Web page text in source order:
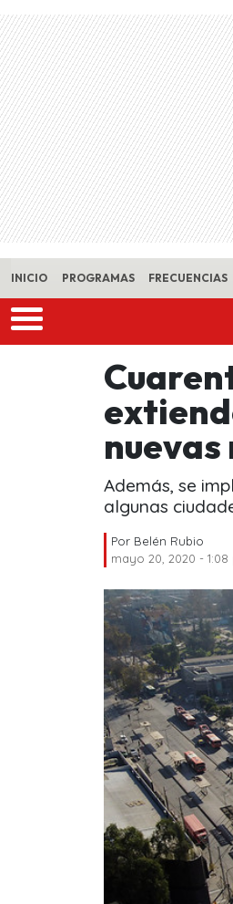
Skip to main content
INICIO PROGRAMAS FRECUENCIAS
Además, se
algunas
Por Belén Rubio
mayo 20, 2020 - 1:08